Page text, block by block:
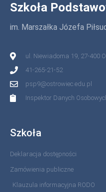
Szkoła
im. Marszałka Józefa
ul. Niewiadoma 19, 27-400
41-265-21-52
psp9@ostrowiec.edu.pl
Inspektor Danych
Szkoła
Deklaracja dostępności
Zamówienia publiczne
Klauzula informacyjna RODO